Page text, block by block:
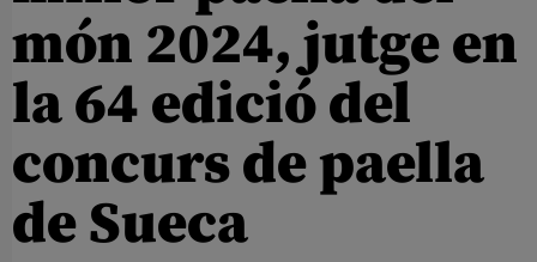
món 2024, jutge en
la 64 edició del
concurs de paella
de Sueca